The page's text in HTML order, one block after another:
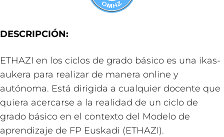
DESCRIPCIÓN:
ETHAZI en los ciclos de grado básico es una ikas-
aukera para realizar de manera online y
autónoma. Está dirigida a cualquier docente que
quiera acercarse a la realidad de un ciclo de
grado básico en el contexto del Modelo de
aprendizaje de FP Euskadi (ETHAZI).